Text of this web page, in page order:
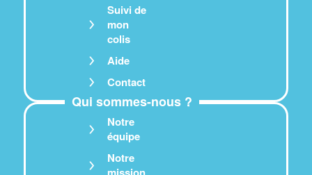
Suivi de
mon
colis
Aide
Contact
Qui sommes-nous ?
Notre
équipe
Notre